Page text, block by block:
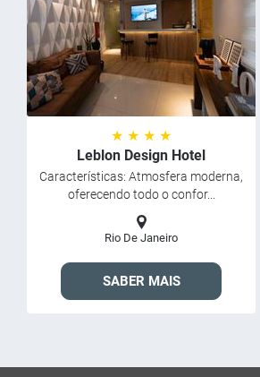
★ ★ ★ ★
Leblon Design Hotel
Características: Atmosfera moderna,
oferecendo todo o confor...
Rio De Janeiro
SABER MAIS